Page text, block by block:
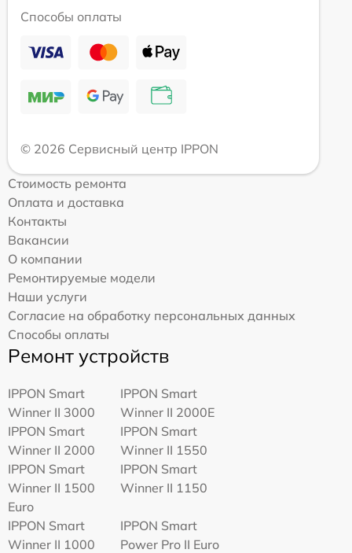
Способы оплаты
© 2026 Сервисный центр IPPON
Стоимость ремонта
Оплата и доставка
Контакты
Вакансии
О компании
Ремонтируемые модели
Наши услуги
Согласие на обработку персональных данных
Способы оплаты
Ремонт устройств
IPPON Smart
Winner II 3000
IPPON Smart
Winner II 2000E
IPPON Smart
Winner II 2000
IPPON Smart
Winner II 1550
IPPON Smart
Winner II 1500
Euro
IPPON Smart
Winner II 1150
IPPON Smart
Winner II 1000
IPPON Smart
Power Pro II Euro